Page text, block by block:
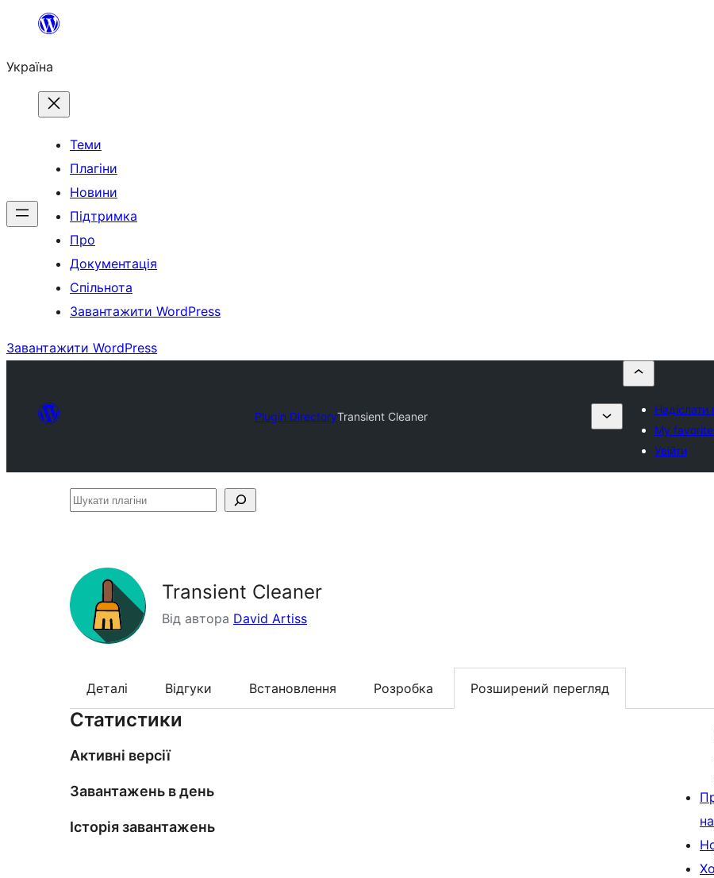
Перейти
вмісту
Україна
Теми
Плагіни
Новини
Підтримка
Про
Документація
Спільнота
Завантажити WordPress
Завантажити WordPress
Plugin DirectoryTransient Cleaner
Надіслати
My
Увійти
Шукати
Transient Cleaner
Від автора David Artiss
Деталі Відгуки Встановлення Розробка Розширений перегляд
Статистики
Активні версії
Завантажень в день
Історія завантажень